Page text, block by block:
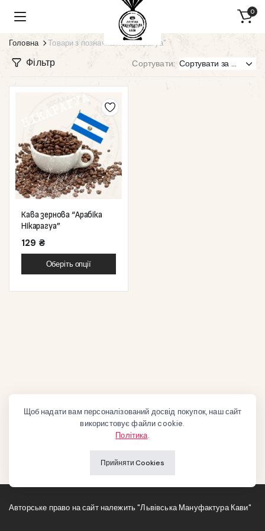
0
Головна Товари з позначками “Нікарагуа”
Фільтр Сортувати:
Кава зернова “Арабіка
Нікарагуа”
129 ₴
Оберіть опції
Авторське право на сайт належить "Львівська Мануфактура Кави"
Щоб надати вам персоналізований досвід покупок, наш сайт
використовує файли cookie.
Політика.
Прийняти Cookies